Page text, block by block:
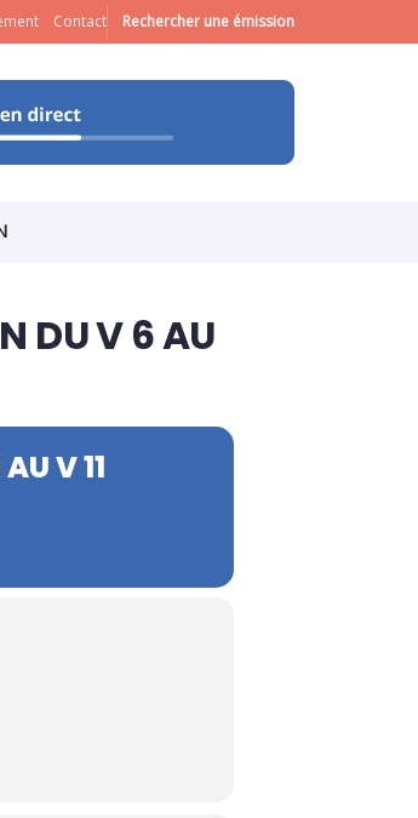
Contact Rechercher une émission
DU V 6 AU
V 11